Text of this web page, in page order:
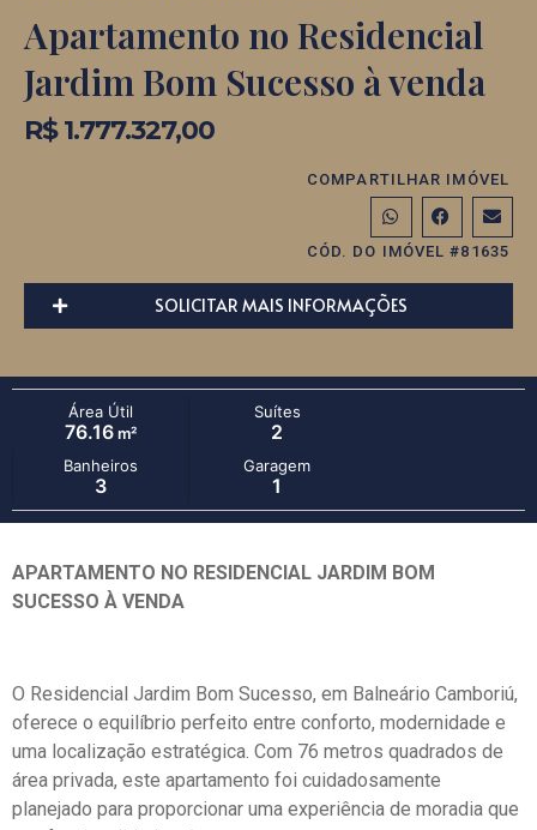
Apartamento no Residencial
Jardim Bom Sucesso à venda
R$ 1.777.327,00
COMPARTILHAR IMÓVEL
CÓD. DO IMÓVEL #81635
SOLICITAR MAIS INFORMAÇÕES
Área Útil
76.16m²
Suítes
2
Banheiros
3
Garagem
1
APARTAMENTO NO RESIDENCIAL JARDIM BOM
SUCESSO À VENDA
O Residencial Jardim Bom Sucesso, em Balneário Camboriú,
oferece o equilíbrio perfeito entre conforto, modernidade e
uma localização estratégica. Com 76 metros quadrados de
área privada, este apartamento foi cuidadosamente
planejado para proporcionar uma experiência de moradia que